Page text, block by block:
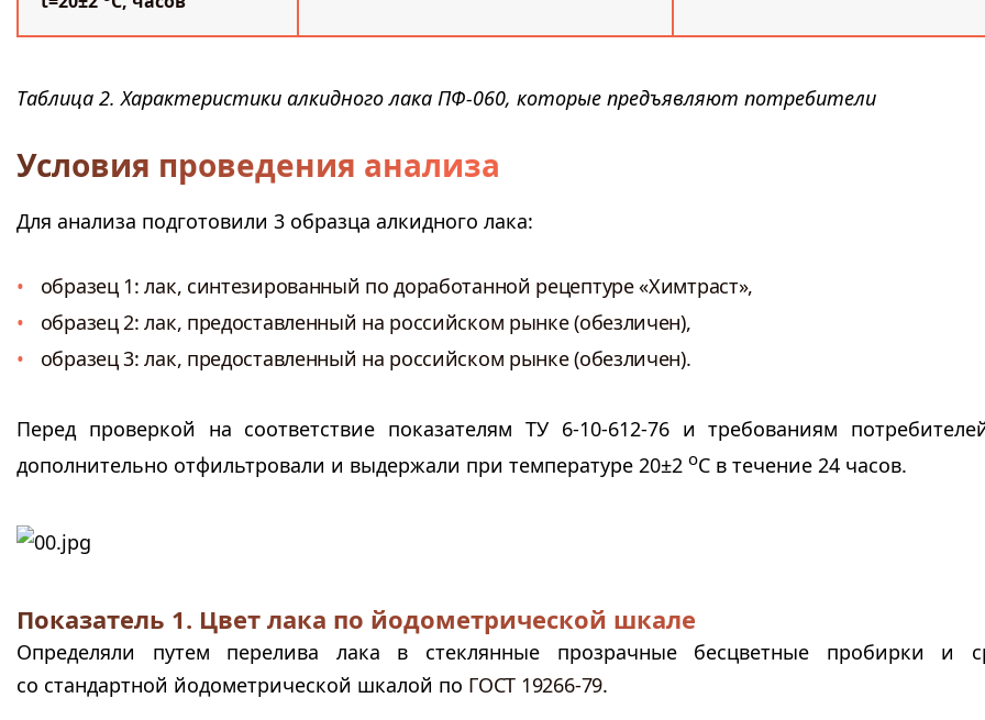
Таблица 2. Характеристики алкидного лака ПФ-060, которые предъявляют потребители
Условия проведения анализа
Для анализа подготовили 3 образца алкидного лака:
образец 1: лак, синтезированный по доработанной рецептуре «Химтраст»,
образец 2: лак, предоставленный на российском рынке (обезличен),
образец 3: лак, предоставленный на российском рынке (обезличен).
Перед проверкой на соответствие показателям ТУ 6-10-612-76 и требованиям
дополнительно отфильтровали и выдержали при температуре 20±2 оС в течение 24 часов.
Показатель 1. Цвет лака по йодометрической шкале
Определяли путем перелива лака в стеклянные прозрачные бесцветные пробирки и
со стандартной йодометрической шкалой по ГОСТ 19266-79.